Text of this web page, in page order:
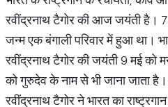
रवींद्रनाथ टैगोर की आज जयंती है। 7
जन्म एक बंगाली परिवार में हुआ था।
रवींद्रनाथ टैगोर की जयंती 9 मई को
को गुरुदेव के नाम से भी जाना जाता है।
रवींद्रनाथ टैगोर ने भारत का